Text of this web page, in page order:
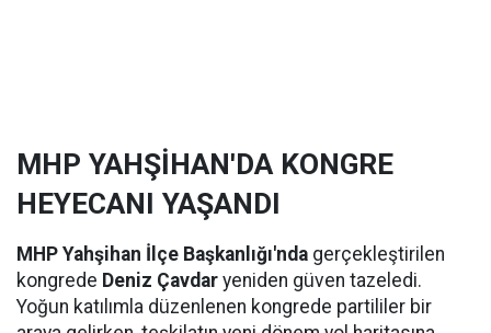
MHP YAHŞİHAN'DA KONGRE
HEYECANI YAŞANDI
MHP Yahşihan İlçe Başkanlığı'nda gerçekleştirilen
kongrede Deniz Çavdar yeniden güven tazeledi.
Yoğun katılımla düzenlenen kongrede partililer bir